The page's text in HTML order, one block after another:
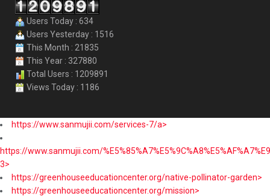
Users Today : 634
Users Yesterday : 1516
This Month : 21835
This Year : 327880
Total Users : 1209891
Views Today : 1186
https://www.sanmujii.com/services-7/a>
https://www.sanmujii.com/
3>
https://greenhouseeducationcenter.org/native-pollinator-garden>
https://greenhouseeducationcenter.org/mission>